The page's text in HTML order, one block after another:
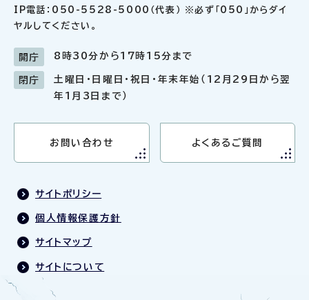
IP電話：050-5528-5000（代表） ※必ず「050」からダイ
ヤルしてください。
開庁 8時30分から17時15分まで
閉庁
土曜日・日曜日・祝日・年末年始（12月29日から翌
年1月3日まで）
お問い合わせ よくあるご質問
サイトポリシー
個人情報保護方針
サイトマップ
サイトについて